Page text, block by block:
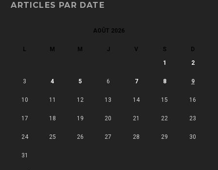
ARTICLES PAR DATE
AOÛT 2026
L M M J V S D
1 2
3 4 5 6 7 8 9
10 11 12 13 14 15 16
17 18 19 20 21 22 23
24 25 26 27 28 29 30
31